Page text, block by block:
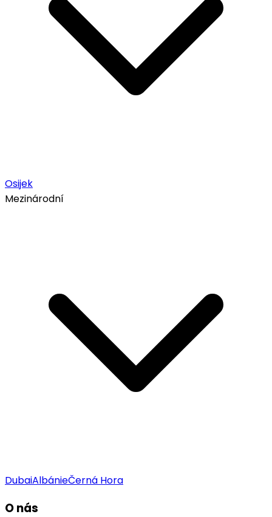
Osijek
Mezinárodní
DubaiAlbánieČerná Hora
O nás